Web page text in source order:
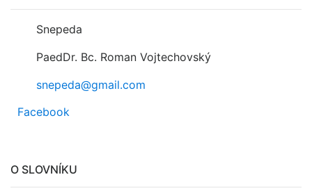
Snepeda
PaedDr. Bc. Roman Vojtechovský
snepeda@gmail.com
Facebook
O SLOVNÍKU